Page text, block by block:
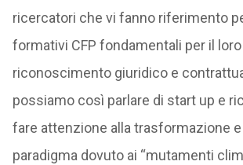
ricercatori che vi fanno riferimento
formativi CFP fondamentali per il loro
riconoscimento giuridico e
possiamo così parlare di start up e
fare attenzione alla trasformazione e
paradigma dovuto ai “mutamenti